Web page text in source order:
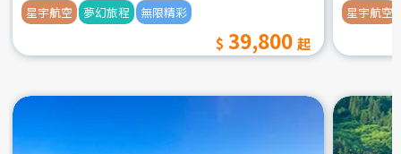
星宇航空 夢幻旅程 無限精彩
39,800
星宇航空